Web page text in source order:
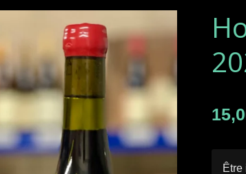
Être